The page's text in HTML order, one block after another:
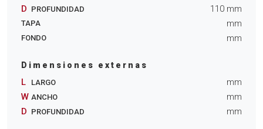
D PROFUNDIDAD 110 mm
TAPA mm
FONDO mm
Dimensiones externas
L LARGO
mm
W ANCHO
mm
D PROFUNDIDAD mm